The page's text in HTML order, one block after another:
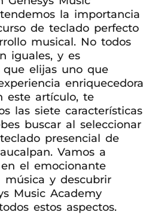
la importancia
de teclado perfecto
musical. No todos
iguales, y es
elijas uno que
enriquecedora
este artículo, te
las siete características
buscar al seleccionar
presencial de
Vamos a
el emocionante
y descubrir
Music Academy
estos aspectos.